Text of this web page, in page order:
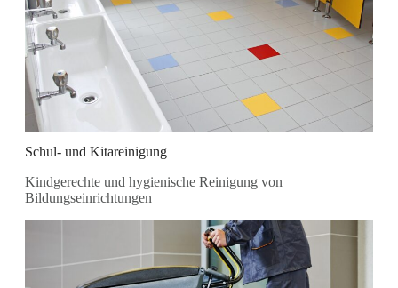
Schul- und Kitareinigung
Kindgerechte und hygienische Reinigung von
Bildungseinrichtungen